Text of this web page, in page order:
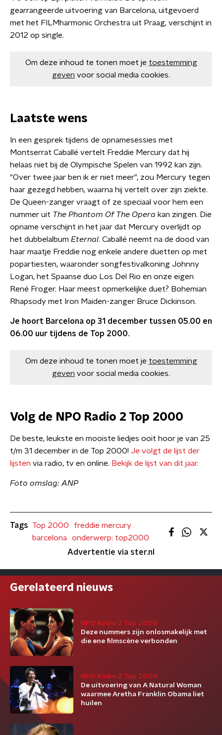
gearrangeerde uitvoering van Barcelona, uitgevoerd
met het FILMharmonic Orchestra uit Praag, verschijnt in
2012 op single.
Om deze inhoud te tonen moet je toestemming
geven voor social media cookies.
Laatste wens
In een gesprek tijdens de opnamesessies met
Montserrat Caballé vertelt Freddie Mercury dat hij
helaas niet bij de Olympische Spelen van 1992 kan zijn.
"Over twee jaar ben ik er niet meer", zou Mercury tegen
haar gezegd hebben, waarna hij vertelt over zijn ziekte.
De Queen-zanger vraagt of ze speciaal voor hem een
nummer uit The Phantom Of The Opera kan zingen. Die
opname verschijnt in het jaar dat Mercury overlijdt op
het dubbelalbum Eternal. Caballé neemt na de dood van
haar maatje Freddie nog enkele andere duetten op met
popartiesten, waaronder songfestivalkoning Johnny
Logan, het Spaanse duo Los Del Rio en onze eigen
René Froger. Haar meest opmerkelijke duet? Bohemian
Rhapsody met Iron Maiden-zanger Bruce Dickinson.
Je hoort Barcelona op 31 december tussen 05.00 en
06.00 uur tijdens de Top 2000.
Om deze inhoud te tonen moet je toestemming
geven voor social media cookies.
Volg de NPO Radio 2 Top 2000
De beste, leukste en mooiste liedjes ooit hoor je van 25
t/m 31 december in de Top 2000! Je volgt de lijst der
lijsten via radio, tv en online. Bekijk de lijst van dit jaar.
Foto omslag: ANP
Tags Top 2000
freddie mercury
barcelona
onderwerp: top2000
Advertentie via ster.nl
Gerelateerd nieuws
NPO Radio 2 Top 2000
Deze nummers zijn onlosmakelijk met
die ene filmscène verbonden
NPO Radio 2 Top 2000
De uitvoering van A Natural Woman
waarmee Aretha Franklin Obama liet
huilen